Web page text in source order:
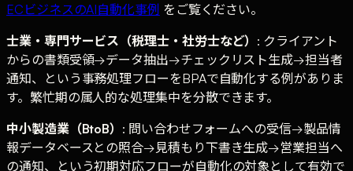
ECビジネスのAI自動化事例 をご覧ください。
士業・専門サービス（税理士・社労士など） : クライアント
からの書類受領→データ抽出→チェックリスト生成→担当者
通知、という事務処理フローをBPAで自動化する例がありま
す。繁忙期の属人的な処理集中を分散できます。
中小製造業（BtoB） : 問い合わせフォームへの受信→製品情
報データベースとの照合→見積もり下書き生成→営業担当へ
の通知、という初期対応フローが自動化の対象として有効で